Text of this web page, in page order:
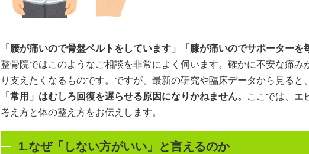
「腰が痛いので骨盤ベルトをしています」「膝が痛いのでサポーターを
整骨院ではこのようなご相談を非常によく伺います。確かに不安な痛み
り支えたくなるものです。ですが、最新の研究や臨床データから見ると、
「常用」はむしろ回復を遅らせる原因になりかねません。
ここでは、エ
考え方と体の整え方をお伝えします。
1.なぜ「しない方がいい」と言えるのか